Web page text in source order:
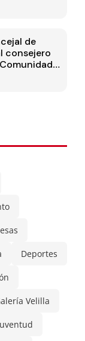
de
consejero
Deportes
Velilla